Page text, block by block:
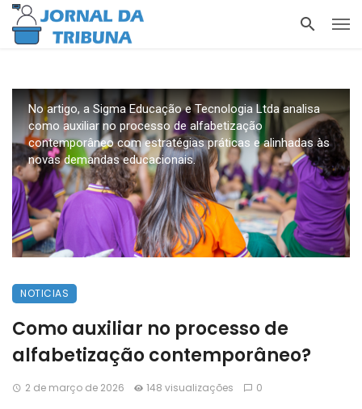
No artigo, a Sigma Educação e Tecnologia Ltda analisa
como auxiliar no processo de alfabetização
contemporâneo com estratégias práticas e alinhadas às
novas demandas educacionais.
NOTICIAS
Como auxiliar no processo de
alfabetização contemporâneo?
2 de março de 2026 148 visualizações 0